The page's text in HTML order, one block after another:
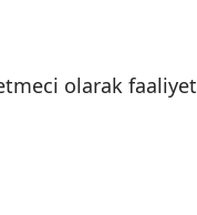
olarak faaliyet